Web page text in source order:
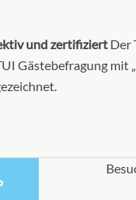
und zertifiziert Der
Gästebefragung mit